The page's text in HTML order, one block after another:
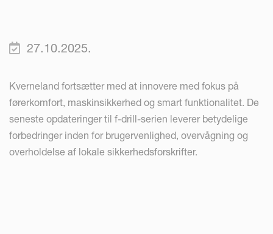
27.10.2025.
Kverneland fortsætter med at innovere med fokus på
førerkomfort, maskinsikkerhed og smart funktionalitet. De
seneste opdateringer til f-drill-serien leverer betydelige
forbedringer inden for brugervenlighed, overvågning og
overholdelse af lokale sikkerhedsforskrifter.